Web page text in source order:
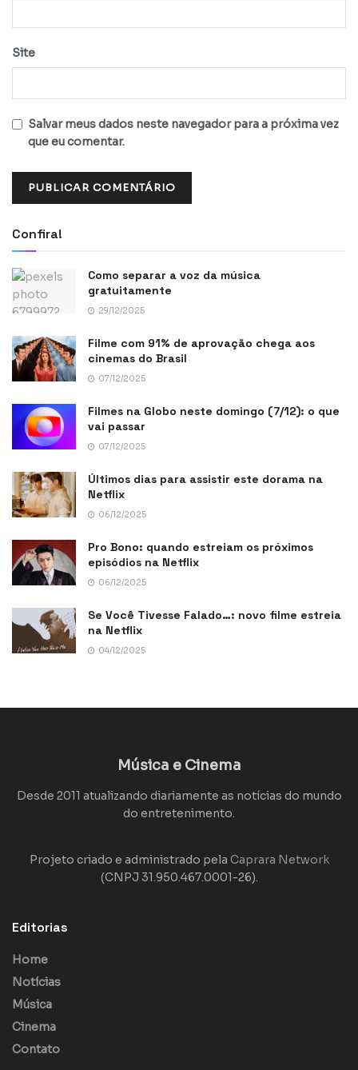
Site
Salvar meus dados neste navegador para a próxima vez
que eu comentar.
Confira!
Como separar a voz da música
gratuitamente
29/12/2025
Filme com 91% de aprovação chega aos
cinemas do Brasil
07/12/2025
Filmes na Globo neste domingo (7/12): o que
vai passar
07/12/2025
Últimos dias para assistir este dorama na
Netflix
06/12/2025
Pro Bono: quando estreiam os próximos
episódios na Netflix
06/12/2025
Se Você Tivesse Falado…: novo filme estreia
na Netflix
04/12/2025
Música e Cinema
Desde 2011 atualizando diariamente as notícias do mundo
do entretenimento.
Projeto criado e administrado pela Caprara Network
(CNPJ 31.950.467.0001-26).
Editorias
Home
Notícias
Música
Cinema
Contato